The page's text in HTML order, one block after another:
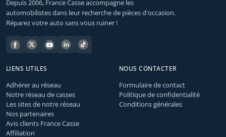
Depuis 2006, France Casse accompagne les
automobilistes dans leur recherche de pièces d'occasion.
Réparez votre auto sans vous ruiner !
LIENS UTILES
Adhérer au réseau
Notre réseau de casses
Les sites de notre réseau
Nos partenaires
Avis clients France Casse
Affiliation
NOUS CONTACTER
Formulaire de contact
Politique de confidentialité
Conditions générales